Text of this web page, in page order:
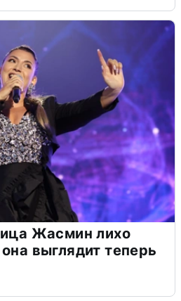
Жасмин лихо
выглядит теперь